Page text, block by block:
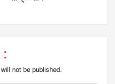
:
not be published.